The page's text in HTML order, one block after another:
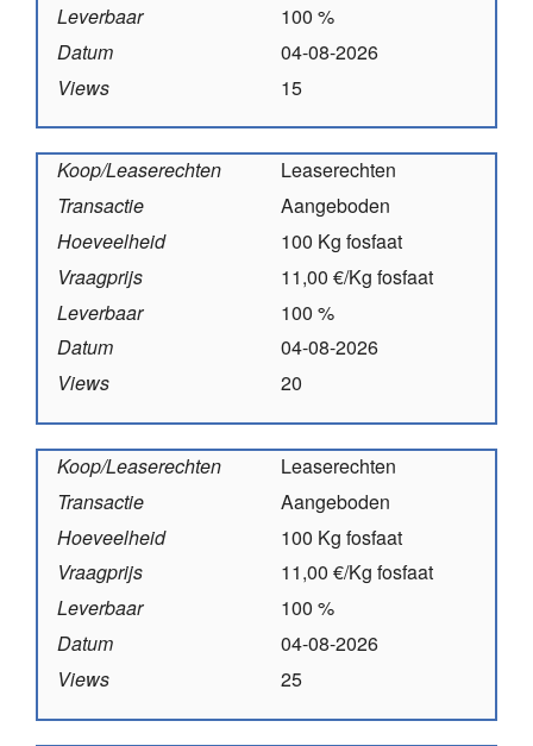
Leverbaar
100 %
Datum
04-08-2026
Views
15
Koop/Leaserechten
Leaserechten
Transactie
Aangeboden
Hoeveelheid
100 Kg fosfaat
Vraagprijs
11,00 €/Kg fosfaat
Leverbaar
100 %
Datum
04-08-2026
Views
20
Koop/Leaserechten
Leaserechten
Transactie
Aangeboden
Hoeveelheid
100 Kg fosfaat
Vraagprijs
11,00 €/Kg fosfaat
Leverbaar
100 %
Datum
04-08-2026
Views
25